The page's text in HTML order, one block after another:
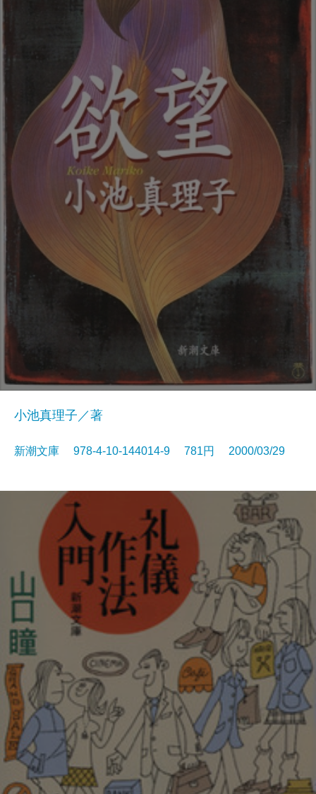
小池真理子／著
新潮文庫 978-4-10-144014-9 781円 2000/03/29